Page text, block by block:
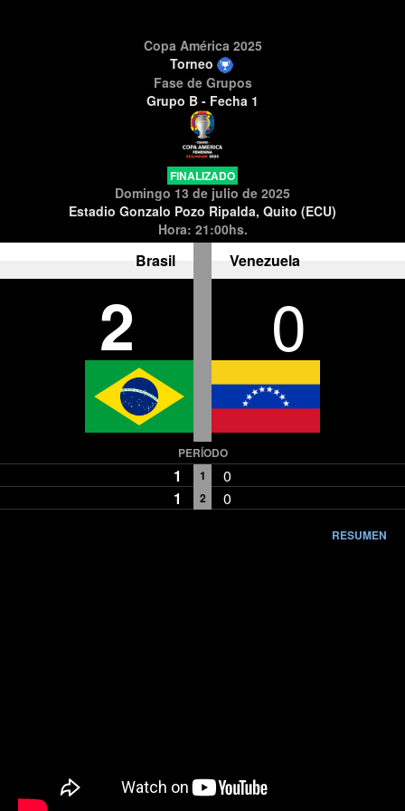
Copa América 2025
Torneo
Fase de Grupos
Grupo B - Fecha 1
FINALIZADO
Domingo 13 de julio de 2025
Estadio Gonzalo Pozo Ripalda, Quito (ECU)
Hora: 21:00hs.
Brasil Venezuela
2 0
PERÍODO
1 1
0
1
2 0
RESUMEN